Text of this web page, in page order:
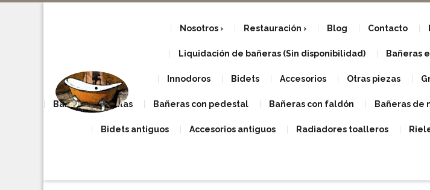
Nosotros Restauración Blog Contacto
Liquidación de bañeras (Sin disponibilidad) Bañeras
Innodoros Bidets Accesorios Otras piezas
Bañeras con patas Bañeras con pedestal Bañeras con faldón Bañeras de
Bidets antiguos Accesorios antiguos Radiadores toalleros